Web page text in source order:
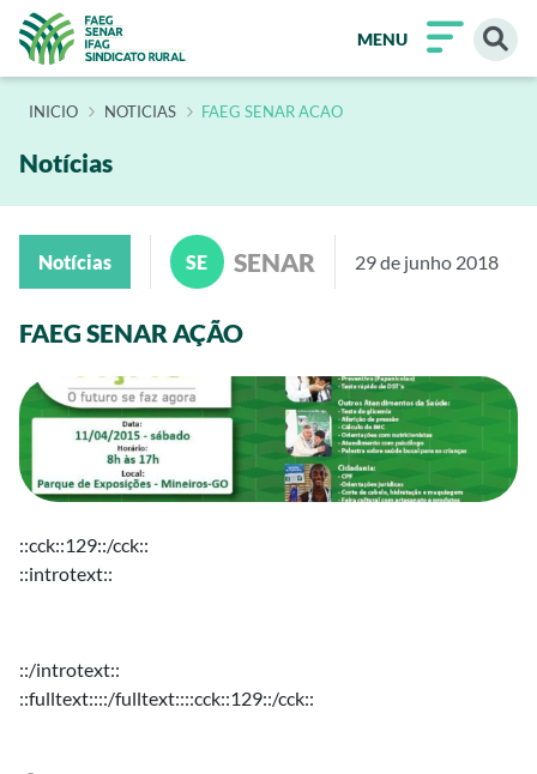
MENU
INÍCIO NOTICIAS FAEG SENAR ACAO
Notícias
Notícias SE SENAR 29 de junho 2018
FAEG SENAR AÇÃO
::cck::129::/cck::
::introtext::
::/introtext::
::fulltext::::/fulltext::::cck::129::/cck::